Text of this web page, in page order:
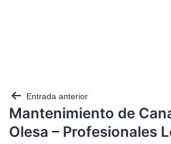
Entrada anterior
Mantenimiento de
Olesa – Profesionales